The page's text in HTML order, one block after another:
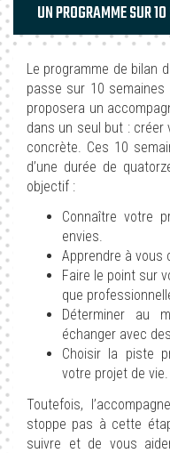
UN PROGRAMME SUR
Le programme de bilan
passe sur 10
proposera un
dans un seul but :
concrète. Ces 10
d’une durée de
objectif :
Connaître votre
envies.
Apprendre à vous
Faire le point sur
que
Déterminer au
échanger avec
Choisir la piste
votre projet de vie.
Toutefois,
stoppe pas à cette
suivre et de vous